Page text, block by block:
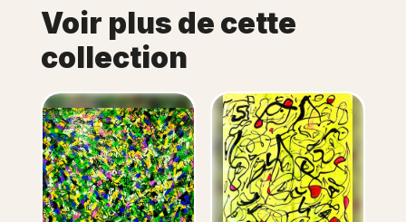
Voir plus de cette
collection